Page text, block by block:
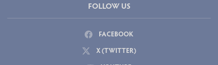
FOLLOW US
FACEBOOK
X (TWITTER)